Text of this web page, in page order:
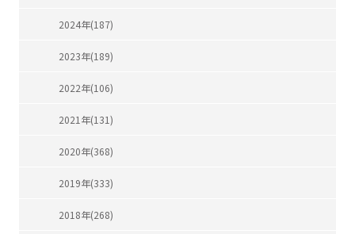
2024年(187)
2023年(189)
2022年(106)
2021年(131)
2020年(368)
2019年(333)
2018年(268)